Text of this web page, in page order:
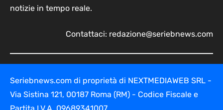
notizie in tempo reale.
Contattaci: redazione@seriebnews.com
Seriebnews.com di proprietà di NEXTMEDIAWEB SRL -
Via Sistina 121, 00187 Roma (RM) - Codice Fiscale e